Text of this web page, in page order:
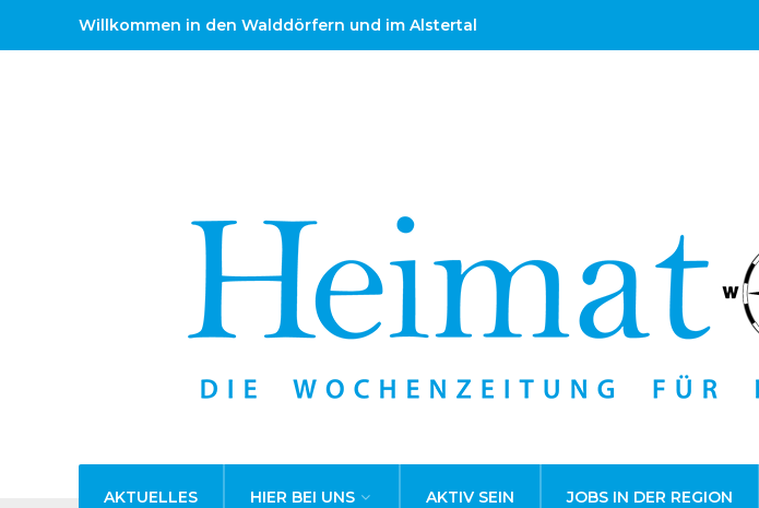
Willkommen in den Walddörfern und im Alstertal
AKTUELLES HIER BEI UNS AKTIV SEIN JOBS IN DER REGION